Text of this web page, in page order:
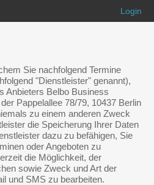
Login
Sie nachfolgend Termine
"Dienstleister" genannt),
Anbieters Belbo Business
Pappelallee 78/79, 10437 Berlin
zu einem anderen Zweck
die Speicherung Ihrer Daten
dazu zu befähigen, Sie
oder Angeboten zu
die Möglichkeit, der
sowie Zweck und Art der
und SMS zu bearbeiten.